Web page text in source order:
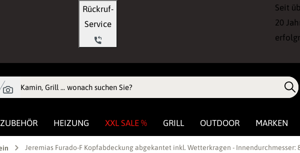
Rückruf-
Seit
20
HEIZUNG XXL SALE % GRILL OUTDOOR MARKEN
Jeremias Furado-F Kopfabdeckung abgekantet inkl. Wetterkragen - Innendurchmesser: